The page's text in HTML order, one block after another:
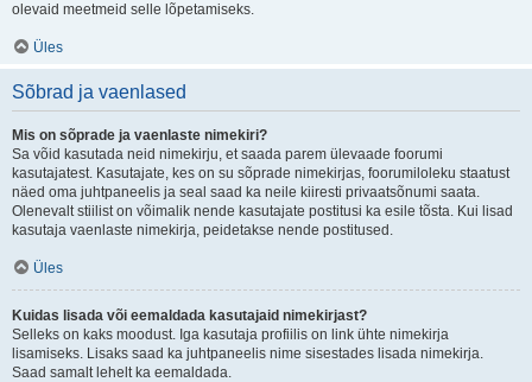
olevaid meetmeid selle lõpetamiseks.
Üles
Sõbrad ja vaenlased
Mis on sõprade ja vaenlaste nimekiri?
Sa võid kasutada neid nimekirju, et saada parem ülevaade foorumi
kasutajatest. Kasutajate, kes on su sõprade nimekirjas, foorumiloleku staatust
näed oma juhtpaneelis ja seal saad ka neile kiiresti privaatsõnumi saata.
Olenevalt stiilist on võimalik nende kasutajate postitusi ka esile tõsta. Kui lisad
kasutaja vaenlaste nimekirja, peidetakse nende postitused.
Üles
Kuidas lisada või eemaldada kasutajaid nimekirjast?
Selleks on kaks moodust. Iga kasutaja profiilis on link ühte nimekirja
lisamiseks. Lisaks saad ka juhtpaneelis nime sisestades lisada nimekirja.
Saad samalt lehelt ka eemaldada.